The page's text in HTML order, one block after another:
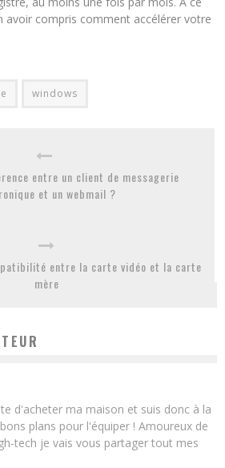
avoir compris comment accélérer votre
windows
entre un client de messagerie
et un webmail ?
entre la carte vidéo et la carte
mère
d'acheter ma maison et suis donc à la
plans pour l'équiper ! Amoureux de
tech je vais vous partager tout mes